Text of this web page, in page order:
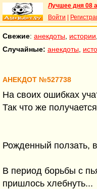
Лучшее дня 08
Войти
Свежие: анекдоты истории
Случайные: анекдоты
АНЕКДОТ №527738
На своих ошибках
Так что же
Рожденный ползать,
В период борьбы с
пришлось хлебнуть...